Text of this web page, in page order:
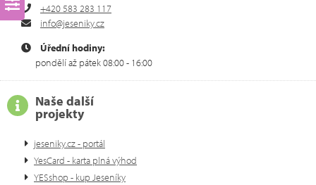
+420 583 283 117
info@jeseniky.cz
Úřední hodiny:
pondělí až pátek 08:00 - 16:00
Naše další
projekty
jeseniky.cz - portál
YesCard - karta plná výhod
YESshop - kup Jeseníky